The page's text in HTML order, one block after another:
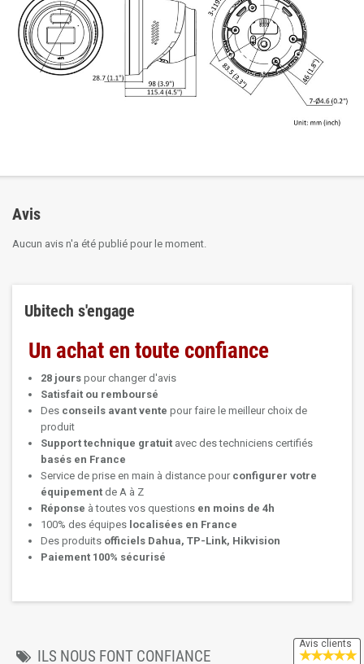
Avis
Aucun avis n'a été publié pour le moment.
Ubitech s'engage
Un achat en toute confiance
28 jours pour changer d'avis
Satisfait ou remboursé
Des conseils avant vente pour faire le meilleur choix de
produit
Support technique gratuit avec des techniciens certifiés
basés en France
Service de prise en main à distance pour configurer votre
équipement de A à Z
Réponse à toutes vos questions en moins de 4h
100% des équipes localisées en France
Des produits officiels Dahua, TP-Link, Hikvision
Paiement 100% sécurisé
ILS NOUS FONT CONFIANCE
Avis clients
★★★★★